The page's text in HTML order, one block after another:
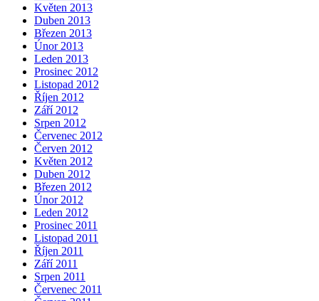
Květen 2013
Duben 2013
Březen 2013
Únor 2013
Leden 2013
Prosinec 2012
Listopad 2012
Říjen 2012
Září 2012
Srpen 2012
Červenec 2012
Červen 2012
Květen 2012
Duben 2012
Březen 2012
Únor 2012
Leden 2012
Prosinec 2011
Listopad 2011
Říjen 2011
Září 2011
Srpen 2011
Červenec 2011